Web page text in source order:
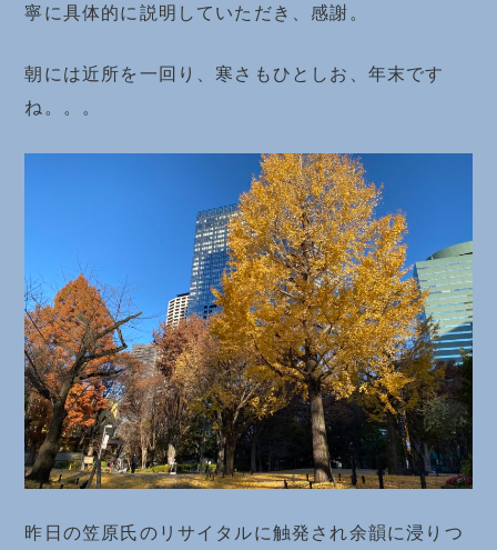
寧に具体的に説明していただき、感謝。
朝には近所を一回り、寒さもひとしお、年末です
ね。。。
昨日の笠原氏のリサイタルに触発され余韻に浸りつ